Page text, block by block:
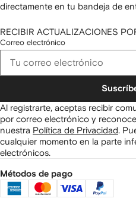
directamente en tu bandeja de
RECIBIR ACTUALIZACIONES
Correo electrónico
Al registrarte, aceptas recibir
por correo electrónico y
nuestra Política de Privacidad
cualquier momento en la parte
electrónicos.
Métodos de pago